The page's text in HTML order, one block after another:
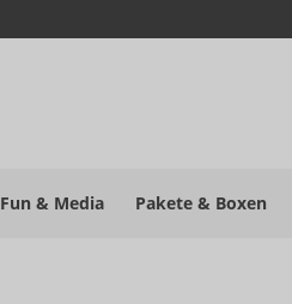
Fun & Media Pakete & Boxen